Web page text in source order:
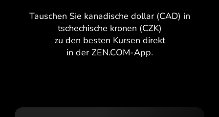
Tauschen Sie kanadische dollar (CAD) in
tschechische kronen (CZK)
zu den besten Kursen direkt
in der ZEN.COM-App.